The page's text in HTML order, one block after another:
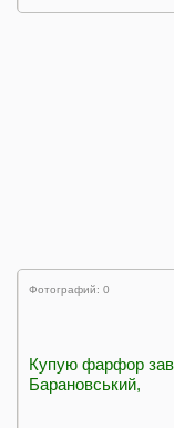
Фотографий: 0
Купую фарфор
Барановський,